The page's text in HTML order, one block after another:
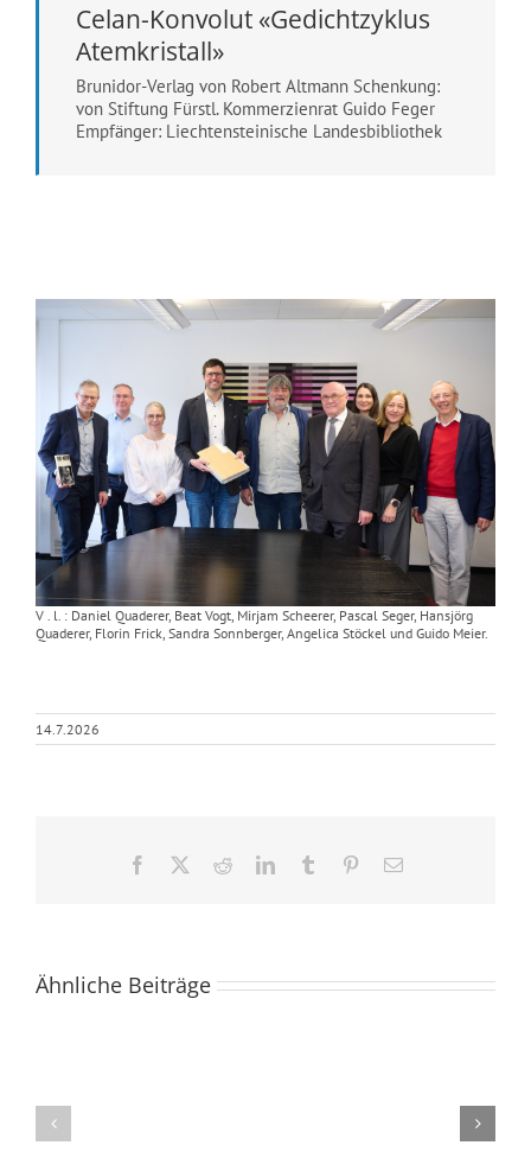
Celan-Konvolut «Gedichtzyklus
Atemkristall»
Brunidor-Verlag von Robert Altmann Schenkung:
von Stiftung Fürstl. Kommerzienrat Guido Feger
Empfänger: Liechtensteinische Landesbibliothek
V . l. : Daniel Quaderer, Beat Vogt, Mirjam Scheerer, Pascal Seger, Hansjörg
Quaderer, Florin Frick, Sandra Sonnberger, Angelica Stöckel und Guido Meier.
14.7.2026
Facebook RedditLinkedInTumblr Pinterest
E-
Ähnliche Beiträge